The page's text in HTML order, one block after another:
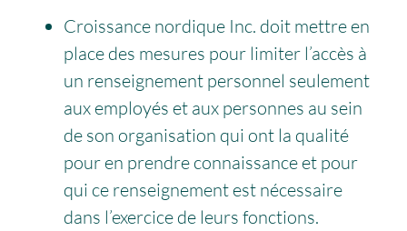
Croissance nordique Inc. doit mettre en
place des mesures pour limiter l’accès à
un renseignement personnel seulement
aux employés et aux personnes au sein
de son organisation qui ont la qualité
pour en prendre connaissance et pour
qui ce renseignement est nécessaire
dans l’exercice de leurs fonctions.